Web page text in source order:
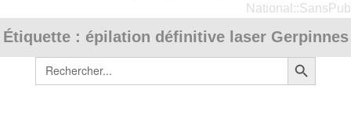
National::SansPub
Étiquette : épilation définitive laser Gerpinnes
Search
for:
Search Button